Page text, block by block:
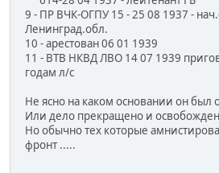
9 - ПР ВЧК-ОГПУ 15 - 25 08 1937 -
Ленинград.обл.
10 - арестован 06 01 1939
11 - ВТВ НКВД ЛВО 14 07 1939
годам л/с
Не ясно на каком основании он был
Или дело прекращено и
Но обычно тех которые
фронт .....